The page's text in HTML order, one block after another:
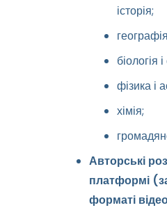
історія;
біологія
фізика і
хімія;
Авторські
платформі
форматі